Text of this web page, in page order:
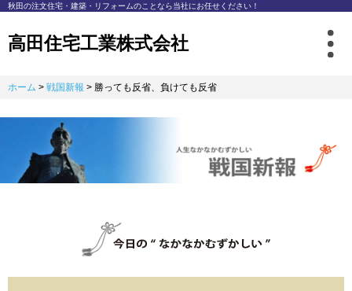
秋⽥の注⽂住宅・建築・リフォームのことなら当社にお任せください！
高田住宅工業株式会社
ホーム > 戦国新報 > 勝っても反省、負けても反省